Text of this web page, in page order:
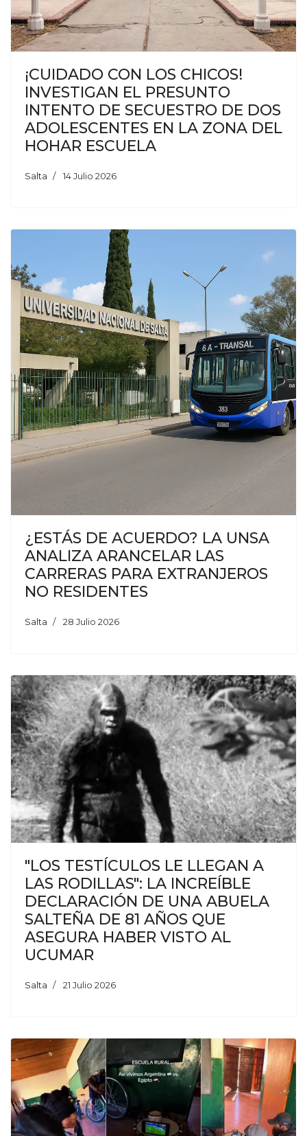
¡CUIDADO CON LOS CHICOS!
INVESTIGAN EL PRESUNTO
INTENTO DE SECUESTRO DE DOS
ADOLESCENTES EN LA ZONA DEL
HOHAR ESCUELA
Salta 14 Julio 2026
¿ESTÁS DE ACUERDO? LA UNSA
ANALIZA ARANCELAR LAS
CARRERAS PARA EXTRANJEROS
NO RESIDENTES
Salta 28 Julio 2026
"LOS TESTÍCULOS LE LLEGAN A
LAS RODILLAS": LA INCREÍBLE
DECLARACIÓN DE UNA ABUELA
SALTEÑA DE 81 AÑOS QUE
ASEGURA HABER VISTO AL
UCUMAR
Salta 21 Julio 2026